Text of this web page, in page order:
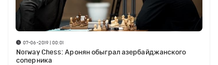
07-06-2019 | 00:01
Norway Chess: Аронян обыграл азербайджанского
соперника